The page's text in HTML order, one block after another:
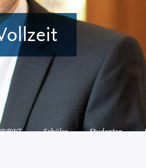
Schüler Studenten